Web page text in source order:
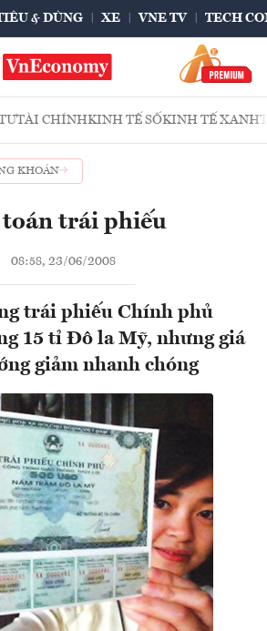
& DÙNG XE VNE TV TECH
TÀI CHÍNHKINH TẾ SỐKINH TẾ XANH
KHOÁN
trái phiếu
08:58, 23/06/2008
trái phiếu Chính phủ
15 tỉ Đô la Mỹ, nhưng giá
giảm nhanh chóng